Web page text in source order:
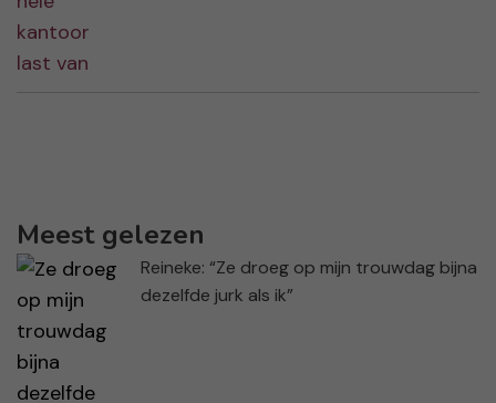
Meest gelezen
Reineke: “Ze droeg op mijn trouwdag bijna
dezelfde jurk als ik”